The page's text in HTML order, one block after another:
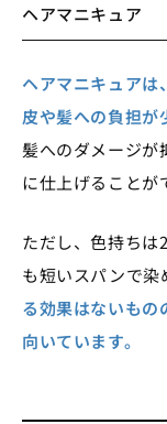
ヘアマニキュア
ヘアマニキュアは
皮や髪への負担が
髪へのダメージが
に仕上げることが
ただし、色持ちは
も短いスパンで染
る効果はないもの
向いています。